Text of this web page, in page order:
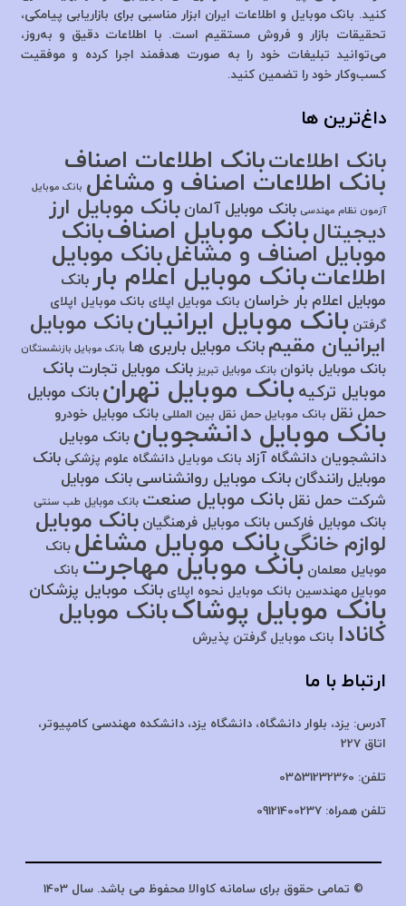
کنید. بانک موبایل و اطلاعات ایران ابزار مناسبی برای بازاریابی پیامکی،
تحقیقات بازار و فروش مستقیم است. با اطلاعات دقیق و به‌روز،
می‌توانید تبلیغات خود را به صورت هدفمند اجرا کرده و موفقیت
کسب‌وکار خود را تضمین کنید.
داغ‌ترین ها
بانک اطلاعاتبانک اطلاعات اصناف
بانک اطلاعات اصناف و مشاغل بانک موبایل
آزمون نظام مهندسی بانک موبایل آلمان بانک موبایل ارز
دیجیتالبانک موبایل اصنافبانک
موبایل اصناف و مشاغلبانک موبایل
اطلاعاتبانک موبایل اعلام باربانک
موبایل اعلام بار خراسان بانک موبایل اپلای بانک موبایل اپلای
گرفتن بانک موبایل ایرانیانبانک موبایل
ایرانیان مقیم بانک موبایل باربری ها بانک موبایل بازنشستگان
بانک موبایل بانوان بانک موبایل تبریز بانک موبایل تجارت بانک
موبایل ترکیه بانک موبایل تهران بانک موبایل
حمل نقل بانک موبایل حمل نقل بین المللی بانک موبایل خودرو
بانک موبایل دانشجویان بانک موبایل
دانشجویان دانشگاه آزاد بانک موبایل دانشگاه علوم پزشکی بانک
موبایل رانندگان بانک موبایل روانشناسی بانک موبایل
شرکت حمل نقل بانک موبایل صنعت بانک موبایل طب سنتی
بانک موبایل فارکس بانک موبایل فرهنگیان بانک موبایل
لوازم خانگیبانک موبایل مشاغلبانک
موبایل معلمان بانک موبایل مهاجرت بانک
موبایل مهندسین بانک موبایل نحوه اپلای بانک موبایل پزشکان
بانک موبایل پوشاکبانک موبایل
کانادا بانک موبایل گرفتن پذیرش
ارتباط با ما
آدرس: یزد، بلوار دانشگاه، دانشگاه یزد،دانشکده مهندسی کامپیوتر،
اتاق 227
تلفن: 03531232360
تلفن همراه: 09121400237
© تمامی حقوق برای سامانه کاوالا محفوظ می باشد. سال 1403